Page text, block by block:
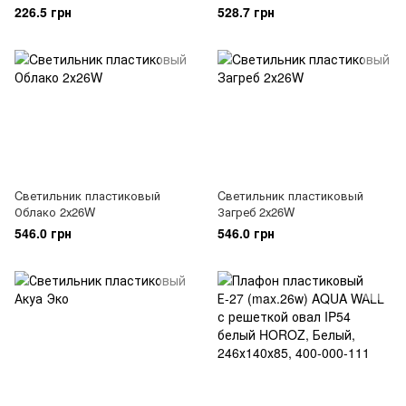
226.5 грн 528.7 грн
Cветильник пластиковый
Облако 2х26W
546.0 грн
Cветильник пластиковый
Загреб 2х26W
546.0 грн